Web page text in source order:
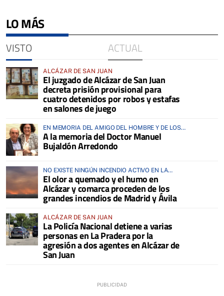
LO MÁS
VISTO ACTUAL
ALCÁZAR DE SAN JUAN
El juzgado de Alcázar de San Juan
decreta prisión provisional para
cuatro detenidos por robos y estafas
en salones de juego
EN MEMORIA DEL AMIGO DEL HOMBRE Y DE LOS
ANIMALES
A la memoria del Doctor Manuel
Bujaldón Arredondo
NO EXISTE NINGÚN INCENDIO ACTIVO EN LA
COMARCA
El olor a quemado y el humo en
Alcázar y comarca proceden de los
grandes incendios de Madrid y Ávila
ALCÁZAR DE SAN JUAN
La Policía Nacional detiene a varias
personas en La Pradera por la
agresión a dos agentes en Alcázar de
San Juan